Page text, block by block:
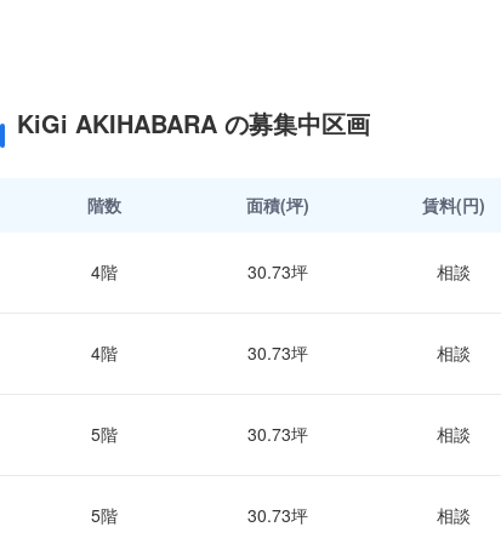
KiGi AKIHABARA の募集中区画
階数 面積(坪) 賃料(円)
4階 30.73坪 相談
4階 30.73坪 相談
5階 30.73坪 相談
5階 30.73坪 相談